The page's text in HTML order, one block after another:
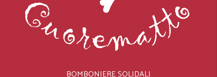
BOMBONIERE SOLIDALI